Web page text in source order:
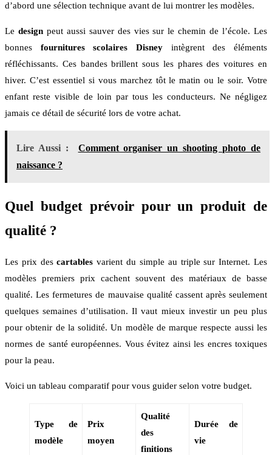
d’abord une sélection technique avant de lui montrer les modèles.
Le design peut aussi sauver des vies sur le chemin de l’école. Les
bonnes fournitures scolaires Disney intègrent des éléments
réfléchissants. Ces bandes brillent sous les phares des voitures en
hiver. C’est essentiel si vous marchez tôt le matin ou le soir. Votre
enfant reste visible de loin par tous les conducteurs. Ne négligez
jamais ce détail de sécurité lors de votre achat.
Lire Aussi :
Comment organiser un shooting photo de
naissance ?
Quel budget prévoir pour un produit de
qualité ?
Les prix descartablesvarient du simple au triple sur Internet. Les
modèles premiers prix cachent souvent des matériaux de basse
qualité. Les fermetures de mauvaise qualité cassent après seulement
quelques semaines d’utilisation. Il vaut mieux investir un peu plus
pour obtenir de la solidité. Un modèle de marque respecte aussi les
normes de santé européennes. Vous évitez ainsi les encres toxiques
pour la peau.
Voici un tableau comparatif pour vous guider selon votre budget.
Type de
modèle
Prix
moyen
Qualité
des
finitions
Durée de
vie